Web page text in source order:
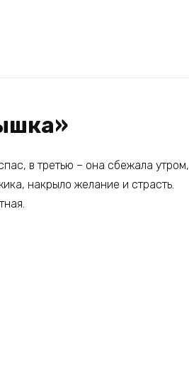
в третью – она сбежала утром,
накрыло желание и страсть.